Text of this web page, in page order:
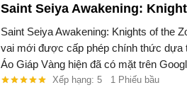
Saint Seiya Awakening:
Saint Seiya Awakening: Knights of the
vai mới được cấp phép chính thức dựa
Áo Giáp Vàng hiện đã có mặt trên
Xếp hạng: 5 1 Phiếu bầu